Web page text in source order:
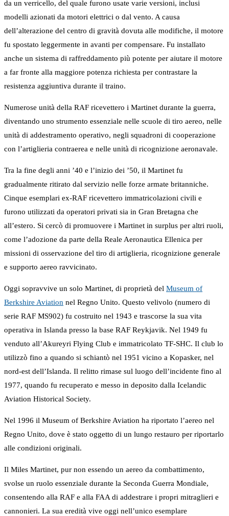
da un verricello, del quale furono usate varie versioni, inclusi
modelli azionati da motori elettrici o dal vento. A causa
dell’alterazione del centro di gravità dovuta alle modifiche, il motore
fu spostato leggermente in avanti per compensare. Fu installato
anche un sistema di raffreddamento più potente per aiutare il motore
a far fronte alla maggiore potenza richiesta per contrastare la
resistenza aggiuntiva durante il traino.
Numerose unità della RAF ricevettero i Martinet durante la guerra,
diventando uno strumento essenziale nelle scuole di tiro aereo, nelle
unità di addestramento operativo, negli squadroni di cooperazione
con l’artiglieria contraerea e nelle unità di ricognizione aeronavale.
Tra la fine degli anni ’40 e l’inizio dei ’50, il Martinet fu
gradualmente ritirato dal servizio nelle forze armate britanniche.
Cinque esemplari ex-RAF ricevettero immatricolazioni civili e
furono utilizzati da operatori privati sia in Gran Bretagna che
all’estero. Si cercò di promuovere i Martinet in surplus per altri ruoli,
come l’adozione da parte della Reale Aeronautica Ellenica per
missioni di osservazione del tiro di artiglieria, ricognizione generale
e supporto aereo ravvicinato.
Oggi sopravvive un solo Martinet, di proprietà del Museum of
Berkshire Aviation nel Regno Unito. Questo velivolo (numero di
serie RAF MS902) fu costruito nel 1943 e trascorse la sua vita
operativa in Islanda presso la base RAF Reykjavik. Nel 1949 fu
venduto all’Akureyri Flying Club e immatricolato TF-SHC. Il club lo
utilizzò fino a quando si schiantò nel 1951 vicino a Kopasker, nel
nord-est dell’Islanda. Il relitto rimase sul luogo dell’incidente fino al
1977, quando fu recuperato e messo in deposito dalla Icelandic
Aviation Historical Society.
Nel 1996 il Museum of Berkshire Aviation ha riportato l’aereo nel
Regno Unito, dove è stato oggetto di un lungo restauro per riportarlo
alle condizioni originali.
Il Miles Martinet, pur non essendo un aereo da combattimento,
svolse un ruolo essenziale durante la Seconda Guerra Mondiale,
consentendo alla RAF e alla FAA di addestrare i propri mitraglieri e
cannonieri. La sua eredità vive oggi nell’unico esemplare